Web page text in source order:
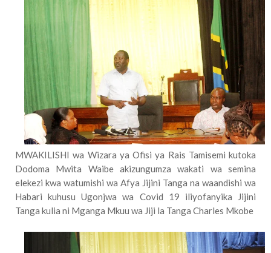
MWAKILISHI wa Wizara ya Ofisi ya Rais Tamisemi kutoka
Dodoma Mwita Waibe akizungumza wakati wa semina
elekezi kwa watumishi wa Afya Jijini Tanga na waandishi wa
Habari kuhusu Ugonjwa wa Covid 19 iliyofanyika Jijini
Tanga kulia ni Mganga Mkuu wa Jiji la Tanga Charles Mkobe